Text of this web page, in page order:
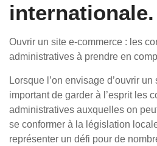
internationale.
Ouvrir un site e-commerce : les
administratives à prendre en
Lorsque l’on envisage d’ouvrir
important de garder à l’esprit les
administratives auxquelles on
se conformer à la législation
représenter un défi pour de